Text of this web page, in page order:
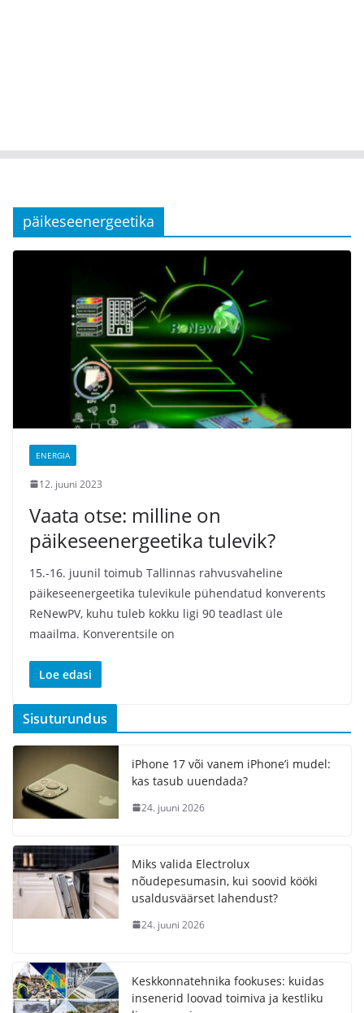
päikeseenergeetika
ENERGIA
12. juuni 2023
Vaata otse: milline on
päikeseenergeetika tulevik?
15.-16. juunil toimub Tallinnas rahvusvaheline
päikeseenergeetika tulevikule pühendatud konverents
ReNewPV, kuhu tuleb kokku ligi 90 teadlast üle
maailma. Konverentsile on
Loe edasi
Sisuturundus
iPhone 17 või vanem iPhone’i mudel:
kas tasub uuendada?
24. juuni 2026
Miks valida Electrolux
nõudepesumasin, kui soovid kööki
usaldusväärset lahendust?
24. juuni 2026
Keskkonnatehnika fookuses: kuidas
insenerid loovad toimiva ja kestliku